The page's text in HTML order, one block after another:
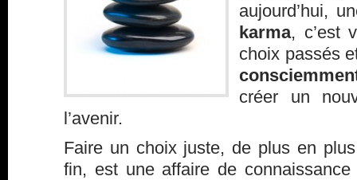
aujourd’hui,
karma, c’est
choix passés
créer un
l’avenir.
Faire un choix juste, de plus en
fin, est une affaire de